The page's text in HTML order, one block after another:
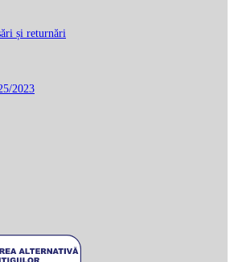
și returnări
2023